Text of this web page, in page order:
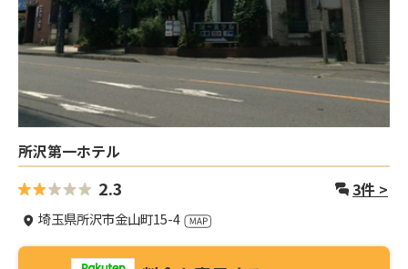
所沢第一ホテル
2.3 3件 >
埼玉県所沢市金山町15-4